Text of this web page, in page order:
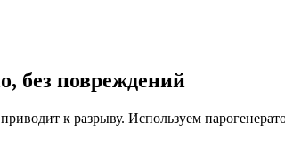
без повреждений
к разрыву. Используем